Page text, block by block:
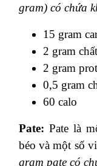
gram) có chứa
15 gram
2 gram
2 gram
0,5 gram
60 calo
Pate:Pate là
béo và một số
gram pate có